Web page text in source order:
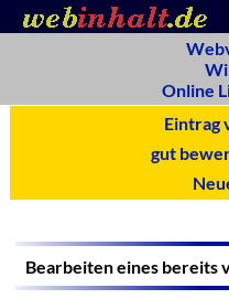
Online
Eintrag
gut
Bearbeiten eines bereits